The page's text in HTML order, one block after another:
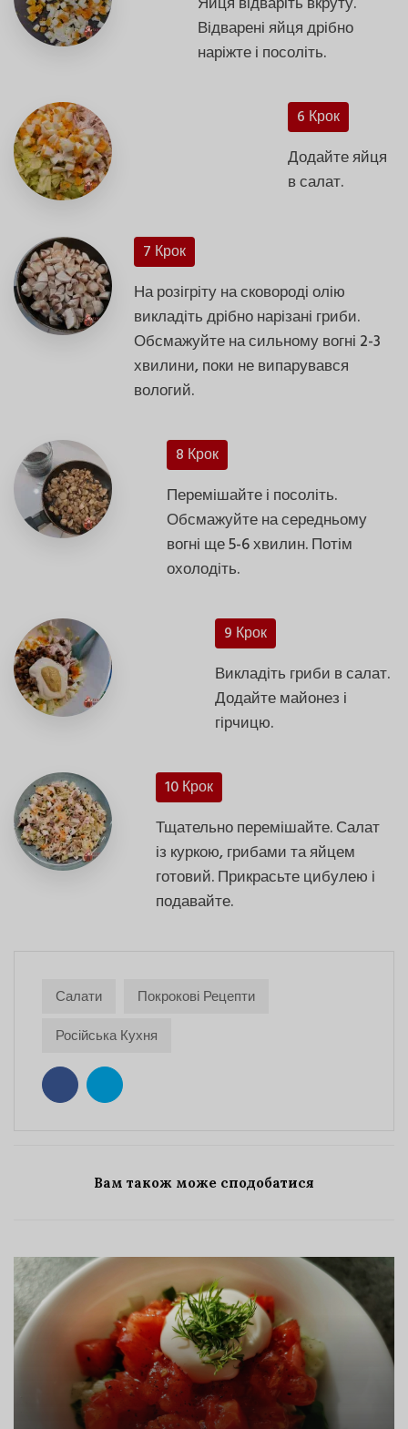
Відварені яйця дрібно
наріжте і посоліть.
6 Крок
Додайте яйця
в салат.
7 Крок
На розігріту на сковороді олію
викладіть дрібно нарізані гриби.
Обсмажуйте на сильному вогні 2-3
хвилини, поки не випарувався
вологий.
8 Крок
Перемішайте і посоліть.
Обсмажуйте на середньому
вогні ще 5-6 хвилин. Потім
охолодіть.
9 Крок
Викладіть гриби в салат.
Додайте майонез і
гірчицю.
10 Крок
Тщательно перемішайте. Салат
із куркою, грибами та яйцем
готовий. Прикрасьте цибулею і
подавайте.
Салати
Покрокові Рецепти
Російська Кухня
Вам також може сподобатися